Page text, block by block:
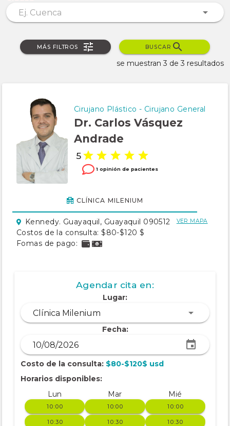
MÁS FILTROS BUSCAR
se muestran 3 de 3 resultados
Cirujano Plástico - Cirujano General
Dr. Carlos Vásquez
Andrade
5
1 opinión de pacientes
CLÍNICA MILENIUM
Kennedy. Guayaquil, Guayaquil 090512 VER MAPA
Costos de la consulta: $80-$120 $
Fomas de pago:
Agendar cita en:
Lugar:
Clínica Milenium
Fecha:
Costo de la consulta: $80-$120$ usd
Horarios disponibles:
Lun
10:00
10:30
Mar
10:00
10:30
Mié
10:00
10:30